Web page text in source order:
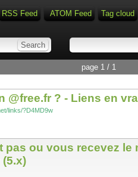
RSS Feed ATOM Feed Tag cloud
page 1 / 1
? - Liens en
links/?D4MD9w
pas ou vous recevez